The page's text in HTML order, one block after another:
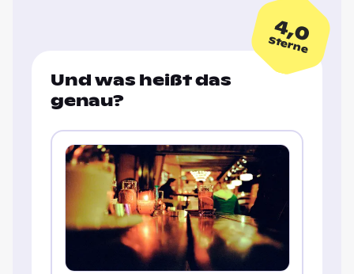
4,0
Sterne
Und was heißt das
genau?